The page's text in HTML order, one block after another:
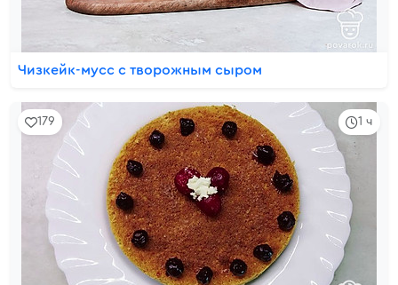
Чизкейк-мусс с творожным сыром
1 ч
179